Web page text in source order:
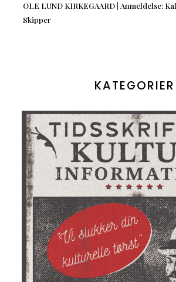
OLE LUND KIRKEGAARD | Anmeldelse:
Skipper
KATEGORIER